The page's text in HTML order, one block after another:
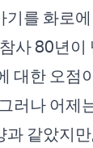
기를 화로
사 80년
대한 오점
러나 어제
과 같았지